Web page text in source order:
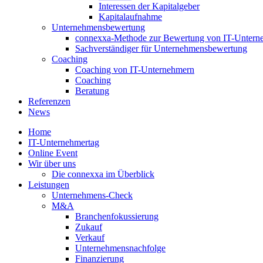
Interessen der Kapitalgeber
Kapitalaufnahme
Unternehmensbewertung
connexxa-Methode zur Bewertung von IT-
Sachverständiger für Unternehmensbewertung
Coaching
Coaching von IT-Unternehmern
Coaching
Beratung
Referenzen
News
Home
IT-Unternehmertag
Online Event
Wir über uns
Die connexxa im Überblick
Leistungen
Unternehmens-Check
M&A
Branchenfokussierung
Zukauf
Verkauf
Unternehmensnachfolge
Finanzierung